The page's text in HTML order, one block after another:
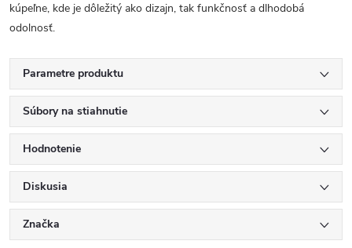
kúpeľne, kde je dôležitý ako dizajn, tak funkčnosť a dlhodobá
odolnosť.
Parametre produktu
Súbory na stiahnutie
Hodnotenie
Diskusia
Značka